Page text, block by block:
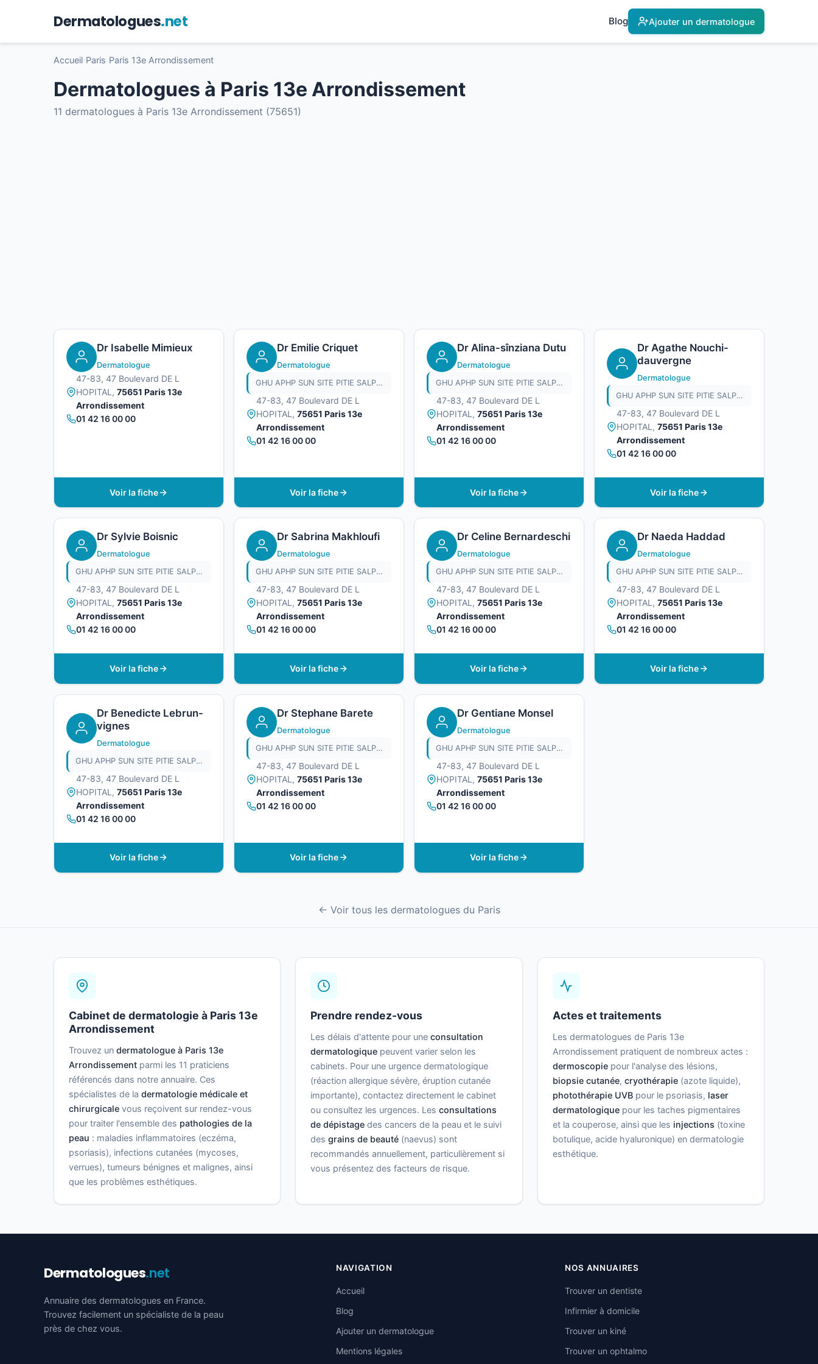
Dermatologues.net Blog Ajouter un dermatologue
Accueil Paris Paris 13e Arrondissement
Dermatologues à Paris 13e Arrondissement
11 dermatologues à Paris 13e Arrondissement (75651)
Dr Isabelle Mimieux
Dermatologue
47-83, 47 Boulevard DE L
HOPITAL, 75651 Paris 13e
Arrondissement
01 42 16 00 00
Voir la fiche
Dr Emilie Criquet
Dermatologue
GHU APHP SUN SITE PITIE SALPETRIERE
47-83, 47 Boulevard DE L
HOPITAL, 75651 Paris 13e
Arrondissement
01 42 16 00 00
Voir la fiche
Dr Alina-sînziana Dutu
Dermatologue
GHU APHP SUN SITE PITIE SALPETRIERE
47-83, 47 Boulevard DE L
HOPITAL, 75651 Paris 13e
Arrondissement
01 42 16 00 00
Voir la fiche
Dr Agathe Nouchi-
dauvergne
Dermatologue
GHU APHP SUN SITE PITIE SALPETRIERE
47-83, 47 Boulevard DE L
HOPITAL, 75651 Paris 13e
Arrondissement
01 42 16 00 00
Voir la fiche
Dr Sylvie Boisnic
Dermatologue
GHU APHP SUN SITE PITIE SALPETRIERE
47-83, 47 Boulevard DE L
HOPITAL, 75651 Paris 13e
Arrondissement
01 42 16 00 00
Voir la fiche
Dr Sabrina Makhloufi
Dermatologue
GHU APHP SUN SITE PITIE SALPETRIERE
47-83, 47 Boulevard DE L
HOPITAL, 75651 Paris 13e
Arrondissement
01 42 16 00 00
Voir la fiche
Dr Celine Bernardeschi
Dermatologue
GHU APHP SUN SITE PITIE SALPETRIERE
47-83, 47 Boulevard DE L
HOPITAL, 75651 Paris 13e
Arrondissement
01 42 16 00 00
Voir la fiche
Dr Naeda Haddad
Dermatologue
GHU APHP SUN SITE PITIE SALPETRIERE
47-83, 47 Boulevard DE L
HOPITAL, 75651 Paris 13e
Arrondissement
01 42 16 00 00
Voir la fiche
Dr Benedicte Lebrun-
vignes
Dermatologue
GHU APHP SUN SITE PITIE SALPETRIERE
47-83, 47 Boulevard DE L
HOPITAL, 75651 Paris 13e
Arrondissement
01 42 16 00 00
Voir la fiche
Dr Stephane Barete
Dermatologue
GHU APHP SUN SITE PITIE SALPETRIERE
47-83, 47 Boulevard DE L
HOPITAL, 75651 Paris 13e
Arrondissement
01 42 16 00 00
Voir la fiche
Dr Gentiane Monsel
Dermatologue
GHU APHP SUN SITE PITIE SALPETRIERE
47-83, 47 Boulevard DE L
HOPITAL, 75651 Paris 13e
Arrondissement
01 42 16 00 00
Voir la fiche
← Voir tous les dermatologues du Paris
Cabinet de dermatologie à Paris 13e
Arrondissement
Trouvez un dermatologue à Paris 13e
Arrondissement parmi les 11 praticiens
référencés dans notre annuaire. Ces
spécialistes de la dermatologie médicale et
chirurgicale vous reçoivent sur rendez-vous
pour traiter l'ensemble des pathologies de la
peau : maladies inflammatoires (eczéma,
psoriasis), infections cutanées (mycoses,
verrues), tumeurs bénignes et malignes, ainsi
que les problèmes esthétiques.
Prendre rendez-vous
Les délais d'attente pour uneconsultation
dermatologique peuvent varier selon les
cabinets. Pour une urgence dermatologique
(réaction allergique sévère, éruption cutanée
importante), contactez directement le cabinet
ou consultez les urgences. Lesconsultations
de dépistage des cancers de la peau et le suivi
desgrains de beauté (naevus) sont
recommandés annuellement, particulièrement si
vous présentez des facteurs de risque.
Actes et traitements
Les dermatologues de Paris 13e
Arrondissement pratiquent de nombreux actes :
dermoscopiepour l'analyse des lésions,
biopsie cutanée, cryothérapie(azote liquide),
photothérapie UVBpour le psoriasis, laser
dermatologiquepour les taches pigmentaires
et la couperose, ainsi que les injections (toxine
botulique, acide hyaluronique) en dermatologie
esthétique.
Dermatologues.net
Annuaire des dermatologues en France.
Trouvez facilement un spécialiste de la peau
près de chez vous.
NAVIGATION
Accueil
Blog
Ajouter un dermatologue
Mentions légales
NOS ANNUAIRES
Trouver un dentiste
Infirmier à domicile
Trouver un kiné
Trouver un ophtalmo